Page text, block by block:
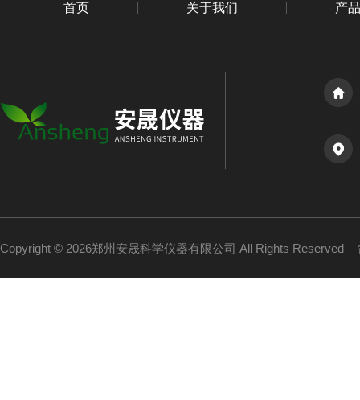
首页 关于我们 产
Copyright © 2026郑州安晟科学仪器有限公司 All Rights Reserved